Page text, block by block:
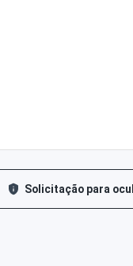
Solicitação para